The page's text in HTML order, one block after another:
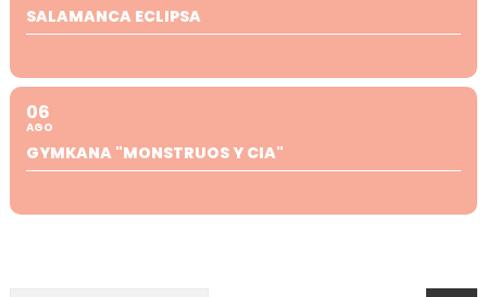
SALAMANCA ECLIPSA
06
AGO
GYMKANA "MONSTRUOS Y CIA"